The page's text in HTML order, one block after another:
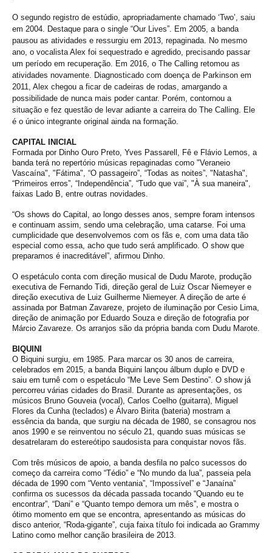
O segundo registro de estúdio, apropriadamente chamado ‘Two’, saiu
em 2004. Destaque para o single “Our Lives”. Em 2005, a banda
pausou as atividades e ressurgiu em 2013, repaginada. No mesmo
ano, o vocalista Alex foi sequestrado e agredido, precisando passar
um período em recuperação. Em 2016, o The Calling retomou as
atividades novamente. Diagnosticado com doença de Parkinson em
2011, Alex chegou a ficar de cadeiras de rodas, amargando a
possibilidade de nunca mais poder cantar. Porém, contornou a
situação e fez questão de levar adiante a carreira do The Calling. Ele
é o único integrante original ainda na formação.
CAPITAL INICIAL
Formada por Dinho Ouro Preto, Yves Passarell, Fê e Flávio Lemos, a
banda terá no repertório músicas repaginadas como "Veraneio
Vascaína", "Fátima", “O passageiro”, “Todas as noites”, "Natasha",
“Primeiros erros”, “Independência”, “Tudo que vai”, "À sua maneira",
faixas Lado B, entre outras novidades.
“Os shows do Capital, ao longo desses anos, sempre foram intensos
e continuam assim, sendo uma celebração, uma catarse. Foi uma
cumplicidade que desenvolvemos com os fãs e, com uma data tão
especial como essa, acho que tudo será amplificado. O show que
preparamos é inacreditável”, afirmou Dinho.
O espetáculo conta com direção musical de Dudu Marote, produção
executiva de Fernando Tidi, direção geral de Luiz Oscar Niemeyer e
direção executiva de Luiz Guilherme Niemeyer. A direção de arte é
assinada por Batman Zavareze, projeto de iluminação por Cesio Lima,
direção de animação por Eduardo Souza e direção de fotografia por
Márcio Zavareze. Os arranjos são da própria banda com Dudu Marote.
BIQUINI
O Biquini surgiu, em 1985. Para marcar os 30 anos de carreira,
celebrados em 2015, a banda Biquini lançou álbum duplo e DVD e
saiu em turnê com o espetáculo “Me Leve Sem Destino”. O show já
percorreu várias cidades do Brasil. Durante as apresentações, os
músicos Bruno Gouveia (vocal), Carlos Coelho (guitarra), Miguel
Flores da Cunha (teclados) e Álvaro Birita (bateria) mostram a
essência da banda, que surgiu na década de 1980, se consagrou nos
anos 1990 e se reinventou no século 21, quando suas músicas se
desatrelaram do estereótipo saudosista para conquistar novos fãs.
Com três músicos de apoio, a banda desfila no palco sucessos do
começo da carreira como “Tédio” e “No mundo da lua”, passeia pela
década de 1990 com “Vento ventania”, “Impossível” e “Janaína”
confirma os sucessos da década passada tocando “Quando eu te
encontrar”, “Dani” e “Quanto tempo demora um mês”, e mostra o
ótimo momento em que se encontra, apresentando as músicas do
disco anterior, “Roda-gigante”, cuja faixa título foi indicada ao Grammy
Latino como melhor canção brasileira de 2013.